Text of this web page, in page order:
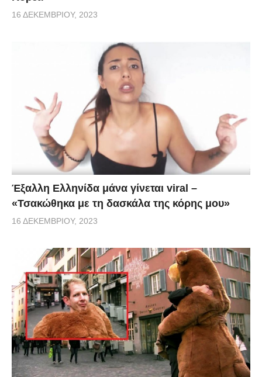
16 ΔΕΚΕΜΒΡΊΟΥ, 2023
Έξαλλη Ελληνίδα μάνα γίνεται viral –
«Τσακώθηκα με τη δασκάλα της κόρης μου»
16 ΔΕΚΕΜΒΡΊΟΥ, 2023